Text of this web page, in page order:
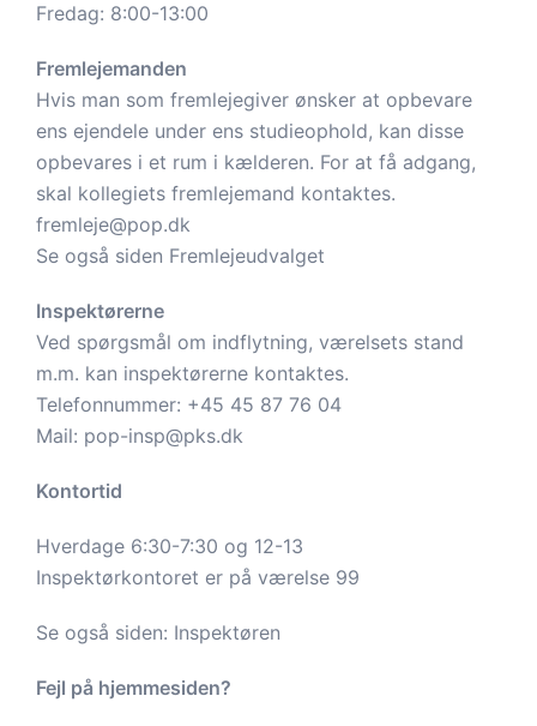
Fredag: 8:00-13:00
Fremlejemanden
Hvis man som fremlejegiver ønsker at opbevare
ens ejendele under ens studieophold, kan disse
opbevares i et rum i kælderen. For at få adgang,
skal kollegiets fremlejemand kontaktes.
fremleje@pop.dk
Se også siden Fremlejeudvalget
Inspektørerne
Ved spørgsmål om indflytning, værelsets stand
m.m. kan inspektørerne kontaktes.
Telefonnummer: +45 45 87 76 04
Mail: pop-insp@pks.dk
Kontortid
Hverdage 6:30-7:30 og 12-13
Inspektørkontoret er på værelse 99
Se også siden: Inspektøren
Fejl på hjemmesiden?